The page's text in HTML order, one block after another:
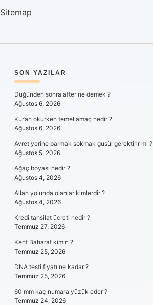
Sitemap
SIDEBAR
SON YAZILAR
Düğünden sonra after ne demek ?
Ağustos 6, 2026
Kur’an okurken temel amaç nedir ?
Ağustos 6, 2026
Avret yerine parmak sokmak gusül gerektirir mi ?
Ağustos 5, 2026
Ağaç boyası nedir ?
Ağustos 4, 2026
Allah yolunda olanlar kimlerdir ?
Ağustos 4, 2026
Kredi tahsilat ücreti nedir ?
Temmuz 27, 2026
Kent Baharat kimin ?
Temmuz 25, 2026
DNA testi fiyatı ne kadar ?
Temmuz 25, 2026
60 mm kaç numara yüzük eder ?
Temmuz 24, 2026